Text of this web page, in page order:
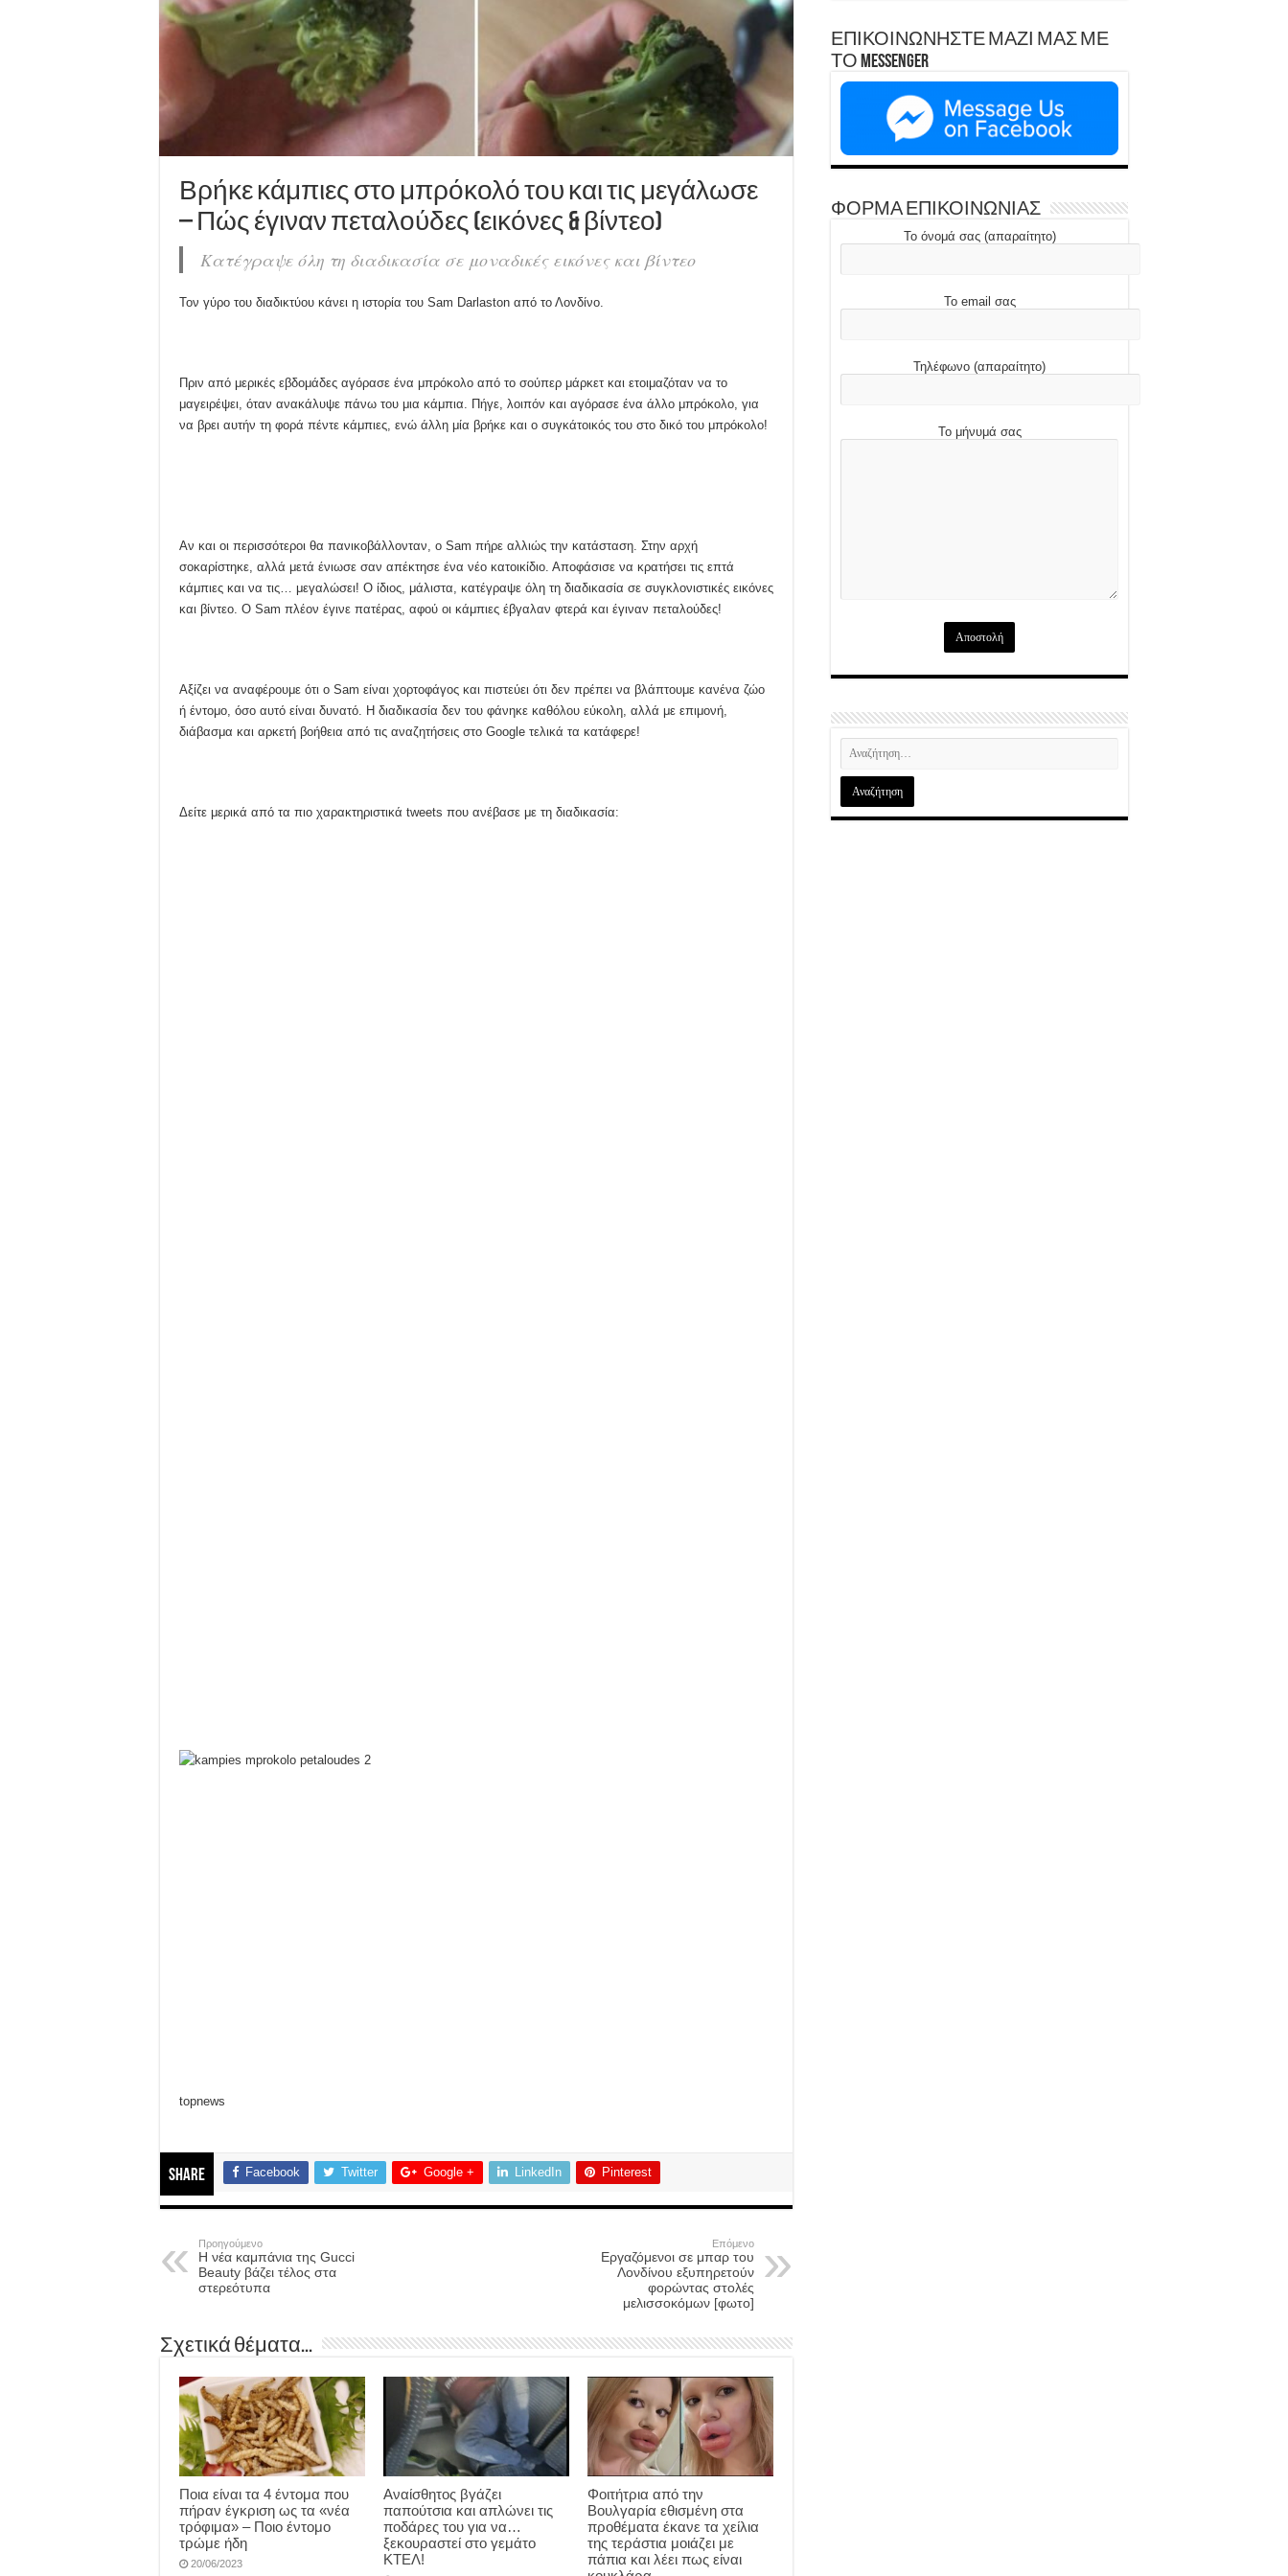
Βρήκε κάμπιες στο μπρόκολό του και τις μεγάλωσε
– Πώς έγιναν πεταλούδες (εικόνες & βίντεο)
Κατέγραψε όλη τη διαδικασία σε μοναδικές εικόνες και βίντεο
Τον γύρο του διαδικτύου κάνει η ιστορία του Sam Darlaston από το Λονδίνο.
Πριν από μερικές εβδομάδες αγόρασε ένα μπρόκολο από το σούπερ μάρκετ και ετοιμαζόταν να το
μαγειρέψει, όταν ανακάλυψε πάνω του μια κάμπια. Πήγε, λοιπόν και αγόρασε ένα άλλο μπρόκολο, για
να βρει αυτήν τη φορά πέντε κάμπιες, ενώ άλλη μία βρήκε και ο συγκάτοικός του στο δικό του μπρόκολο!
Αν και οι περισσότεροι θα πανικοβάλλονταν, ο Sam πήρε αλλιώς την κατάσταση. Στην αρχή
σοκαρίστηκε, αλλά μετά ένιωσε σαν απέκτησε ένα νέο κατοικίδιο. Αποφάσισε να κρατήσει τις επτά
κάμπιες και να τις… μεγαλώσει! Ο ίδιος, μάλιστα, κατέγραψε όλη τη διαδικασία σε συγκλονιστικές εικόνες
και βίντεο. Ο Sam πλέον έγινε πατέρας, αφού οι κάμπιες έβγαλαν φτερά και έγιναν πεταλούδες!
Αξίζει να αναφέρουμε ότι ο Sam είναι χορτοφάγος και πιστεύει ότι δεν πρέπει να βλάπτουμε κανένα ζώο
ή έντομο, όσο αυτό είναι δυνατό. Η διαδικασία δεν του φάνηκε καθόλου εύκολη, αλλά με επιμονή,
διάβασμα και αρκετή βοήθεια από τις αναζητήσεις στο Google τελικά τα κατάφερε!
Δείτε μερικά από τα πιο χαρακτηριστικά tweets που ανέβασε με τη διαδικασία:
topnews
Share Facebook Twitter Google + LinkedIn Pinterest
Προηγούμενο
Η νέα καμπάνια της Gucci
Beauty βάζει τέλος στα
στερεότυπα
Επόμενο
Εργαζόμενοι σε μπαρ του
Λονδίνου εξυπηρετούν
φορώντας στολές
μελισσοκόμων [φωτο]
Σχετικά θέματα...
Ποια είναι τα 4 έντομα που
πήραν έγκριση ως τα «νέα
τρόφιμα» – Ποιο έντομο
τρώμε ήδη
20/06/2023
Αναίσθητος βγάζει
παπούτσια και απλώνει τις
ποδάρες του για να…
ξεκουραστεί στο γεμάτο
ΚΤΕΛ!
Φοιτήτρια από την
Βουλγαρία εθισμένη στα
προθέματα έκανε τα χείλια
της τεράστια μοιάζει με
πάπια και λέει πως είναι
ΕΠΙΚΟΙΝΩΝΗΣΤΕ ΜΑΖΙ ΜΑΣ ΜΕ
ΤΟ Messenger
ΦΟΡΜΑ ΕΠΙΚΟΙΝΩΝΙΑΣ
Το όνομά σας (απαραίτητο)
Το email σας
Τηλέφωνο (απαραίτητο)
Το μήνυμά σας